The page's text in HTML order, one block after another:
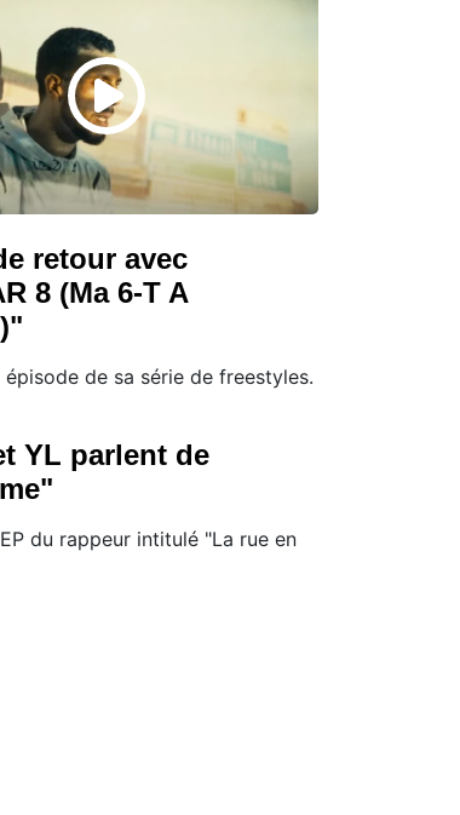
retour avec
8 (Ma 6-T A
épisode de sa série de freestyles.
YL parlent de
du rappeur intitulé "La rue en